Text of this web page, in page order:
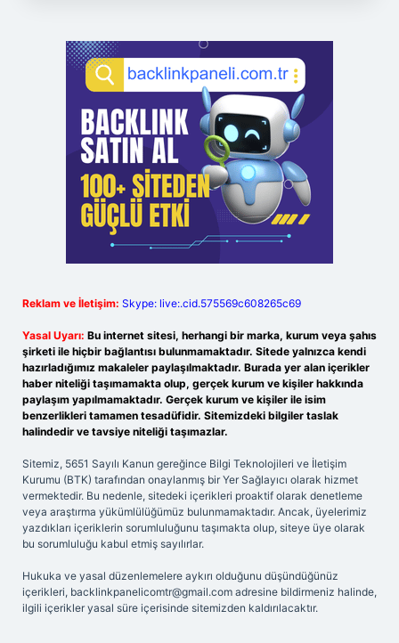
Reklam ve İletişim: Skype: live:.cid.575569c608265c69
Yasal Uyarı: Bu internet sitesi, herhangi bir marka, kurum veya şahıs
şirketi ile hiçbir bağlantısı bulunmamaktadır. Sitede yalnızca kendi
hazırladığımız makaleler paylaşılmaktadır. Burada yer alan içerikler
haber niteliği taşımamakta olup, gerçek kurum ve kişiler hakkında
paylaşım yapılmamaktadır. Gerçek kurum ve kişiler ile isim
benzerlikleri tamamen tesadüfidir. Sitemizdeki bilgiler taslak
halindedir ve tavsiye niteliği taşımazlar.
Sitemiz, 5651 Sayılı Kanun gereğince Bilgi Teknolojileri ve İletişim
Kurumu (BTK) tarafından onaylanmış bir Yer Sağlayıcı olarak hizmet
vermektedir. Bu nedenle, sitedeki içerikleri proaktif olarak denetleme
veya araştırma yükümlülüğümüz bulunmamaktadır. Ancak, üyelerimiz
yazdıkları içeriklerin sorumluluğunu taşımakta olup, siteye üye olarak
bu sorumluluğu kabul etmiş sayılırlar.
Hukuka ve yasal düzenlemelere aykırı olduğunu düşündüğünüz
içerikleri, backlinkpanelicomtr@gmail.com adresine bildirmeniz halinde,
ilgili içerikler yasal süre içerisinde sitemizden kaldırılacaktır.